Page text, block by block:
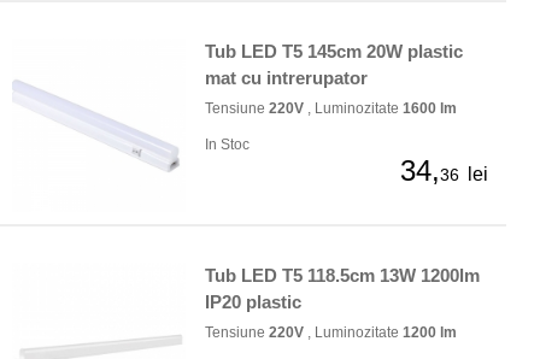
Tub LED T5 145cm 20W plastic
mat cu intrerupator
Tensiune 220V , Luminozitate 1600 lm
In Stoc
34,36 lei
Tub LED T5 118.5cm 13W 1200lm
IP20 plastic
Tensiune 220V , Luminozitate 1200 lm